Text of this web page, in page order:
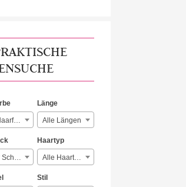
Alle Haarfarben
Länge
Alle Längen
Jeder Schmuck
Haartyp
Alle Haartypen
Stil